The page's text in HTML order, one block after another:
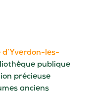
les-
publique
précieuse
anciens